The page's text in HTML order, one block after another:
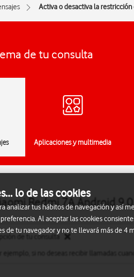
Activa o desactiva la
de tu consulta
Aplicaciones y multimedia
Redmi 7A Android 9.0
de tu consulta
lo de las cookies
analizar tus hábitos de navegación y así
Al aceptar las cookies
tu navegador y no te llevará más de 4